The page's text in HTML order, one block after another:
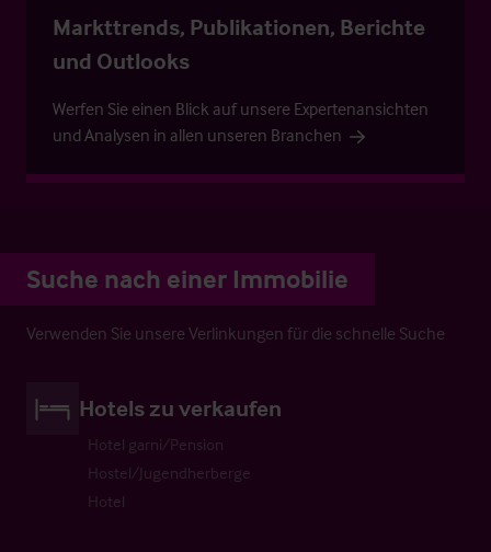
Markttrends, Publikationen, Berichte
und Outlooks
Werfen Sie einen Blick auf unsere Expertenansichten
und Analysen in allen unseren Branchen
Suche nach einer Immobilie
Verwenden Sie unsere Verlinkungen für die schnelle Suche
Hotels zu verkaufen
Hotel garni/Pension
Hostel/Jugendherberge
Hotel